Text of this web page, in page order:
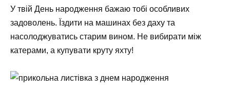
У твій День народження бажаю тобі особливих
задоволень. Їздити на машинах без даху та
насолоджуватись старим вином. Не вибирати між
катерами, а купувати круту яхту!